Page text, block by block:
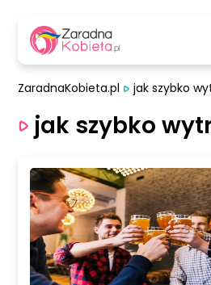
ZaradnaKobieta.pl jak szybko
jak szybko